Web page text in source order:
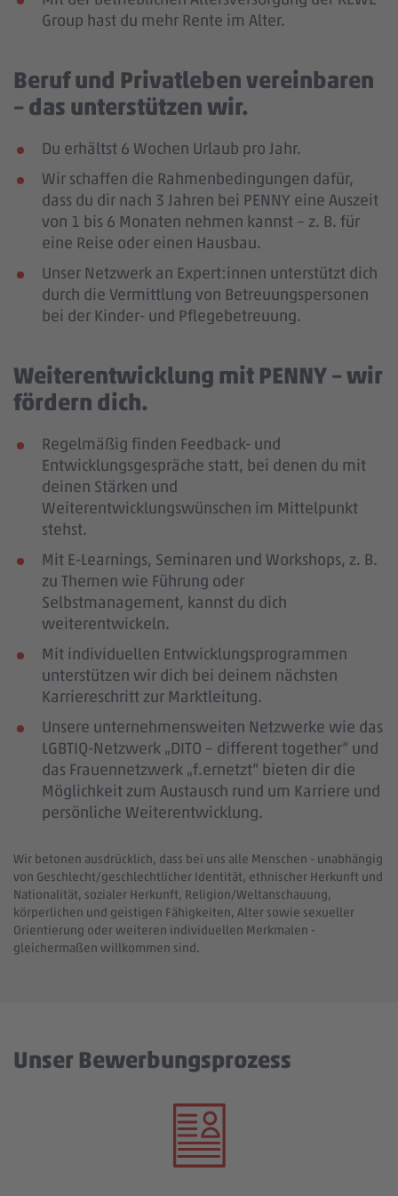
Group hast du mehr Rente im Alter.
Beruf und Privatleben vereinbaren
– das unterstützen wir.
Du erhältst 6 Wochen Urlaub pro Jahr.
Wir schaffen die Rahmenbedingungen dafür,
dass du dir nach 3 Jahren bei PENNY eine Auszeit
von 1 bis 6 Monaten nehmen kannst – z. B. für
eine Reise oder einen Hausbau.
Unser Netzwerk an Expert:innen unterstützt dich
durch die Vermittlung von Betreuungspersonen
bei der Kinder- und Pflegebetreuung.
Weiterentwicklung mit PENNY – wir
fördern dich.
Regelmäßig finden Feedback- und
Entwicklungsgespräche statt, bei denen du mit
deinen Stärken und
Weiterentwicklungswünschen im Mittelpunkt
stehst.
Mit E-Learnings, Seminaren und Workshops, z. B.
zu Themen wie Führung oder
Selbstmanagement, kannst du dich
weiterentwickeln.
Mit individuellen Entwicklungsprogrammen
unterstützen wir dich bei deinem nächsten
Karriereschritt zur Marktleitung.
Unsere unternehmensweiten Netzwerke wie das
LGBTIQ-Netzwerk „DITO – different together“ und
das Frauennetzwerk „f.ernetzt“ bieten dir die
Möglichkeit zum Austausch rund um Karriere und
persönliche Weiterentwicklung.
Wir betonen ausdrücklich, dass bei uns alle Menschen - unabhängig
von Geschlecht/geschlechtlicher Identität, ethnischer Herkunft und
Nationalität, sozialer Herkunft, Religion/Weltanschauung,
körperlichen und geistigen Fähigkeiten, Alter sowie sexueller
Orientierung oder weiteren individuellen Merkmalen -
gleichermaßen willkommen sind.
Unser Bewerbungsprozess